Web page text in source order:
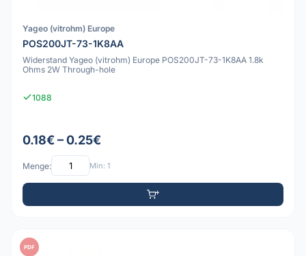
Yageo (vitrohm) Europe
POS200JT-73-1K8AA
Widerstand Yageo (vitrohm) Europe POS200JT-73-1K8AA 1.8k
Ohms 2W Through-hole
1088
0.18€ – 0.25€
Menge: Min: 1
PDF